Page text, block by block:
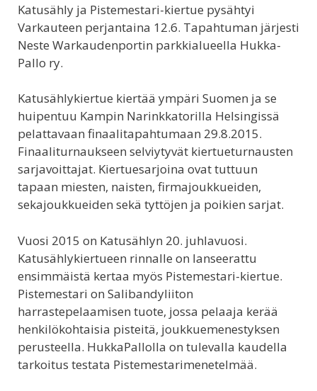
Katusähly ja Pistemestari-kiertue pysähtyi
Varkauteen perjantaina 12.6. Tapahtuman järjesti
Neste Warkaudenportin parkkialueella Hukka-
Pallo ry.
Katusählykiertue kiertää ympäri Suomen ja se
huipentuu Kampin Narinkkatorilla Helsingissä
pelattavaan finaalitapahtumaan 29.8.2015.
Finaaliturnaukseen selviytyvät kiertueturnausten
sarjavoittajat. Kiertuesarjoina ovat tuttuun
tapaan miesten, naisten, firmajoukkueiden,
sekajoukkueiden sekä tyttöjen ja poikien sarjat.
Vuosi 2015 on Katusählyn 20. juhlavuosi.
Katusählykiertueen rinnalle on lanseerattu
ensimmäistä kertaa myös Pistemestari-kiertue.
Pistemestari on Salibandyliiton
harrastepelaamisen tuote, jossa pelaaja kerää
henkilökohtaisia pisteitä, joukkuemenestyksen
perusteella. Hukka­Pallolla on tulevalla kaudella
tarkoitus testata Pistemestari­menetelmää.